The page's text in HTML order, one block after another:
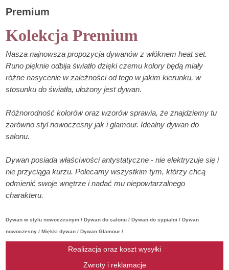
Premium
Kolekcja Premium
Nasza najnowsza propozycja dywanów z włóknem heat set.
Runo pięknie odbija światło dzięki czemu kolory będą miały
różne nasycenie w zależności od tego w jakim kierunku, w
stosunku do światła, ułożony jest dywan.
Różnorodność kolorów oraz wzorów sprawia, że znajdziemy tu
zarówno styl nowoczesny jak i glamour. Idealny dywan do
salonu.
Dywan posiada właściwości antystatyczne - nie elektryzuje się i
nie przyciąga kurzu. Polecamy wszystkim tym, którzy chcą
odmienić swoje wnętrze i nadać mu niepowtarzalnego
charakteru.
Dywan w stylu nowoczesnym / Dywan do salonu / Dywan do sypialni / Dywan
nowoczesny / Miękki dywan / Dywan Glamour /
Realizacja oraz koszt wysyłki
Zwroty i reklamacje